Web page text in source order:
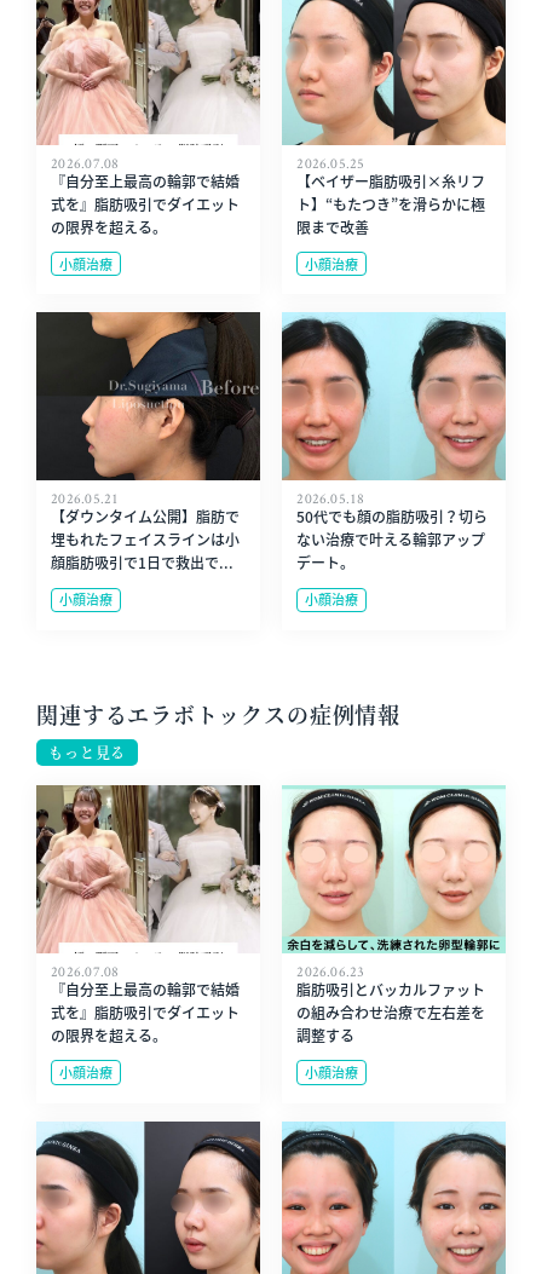
2026.07.08
『自分至上最高の輪郭で結婚
式を』脂肪吸引でダイエット
の限界を超える。
小顔治療
2026.05.25
【ベイザー脂肪吸引×糸リフ
ト】“もたつき”を滑らかに極
限まで改善
小顔治療
2026.05.21
【ダウンタイム公開】脂肪で
埋もれたフェイスラインは小
顔脂肪吸引で1日で救出で...
小顔治療
2026.05.18
50代でも顔の脂肪吸引？切ら
ない治療で叶える輪郭アップ
デート。
小顔治療
関連するエラボトックスの症例情報
もっと見る
2026.07.08
『自分至上最高の輪郭で結婚
式を』脂肪吸引でダイエット
の限界を超える。
小顔治療
2026.06.23
脂肪吸引とバッカルファット
の組み合わせ治療で左右差を
調整する
小顔治療